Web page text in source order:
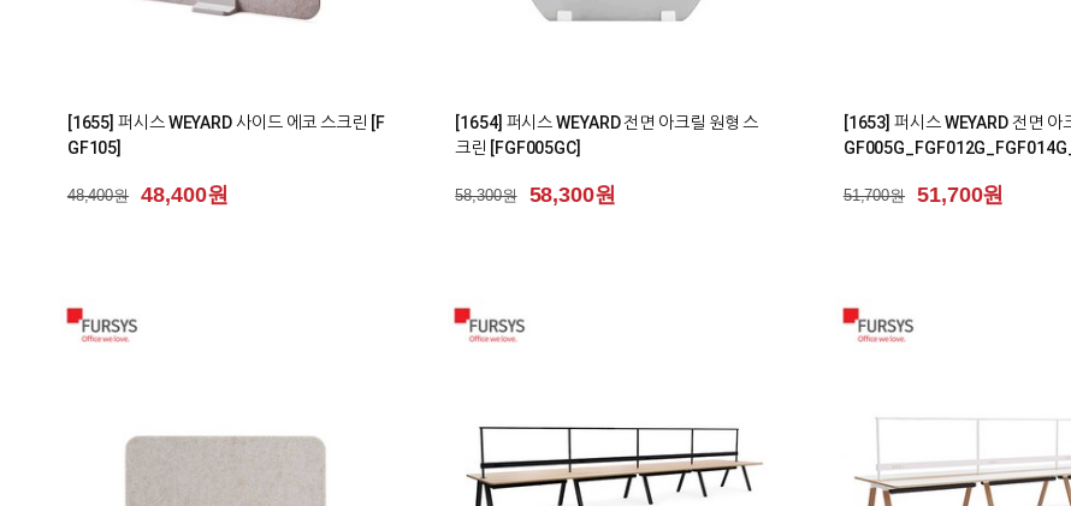
[1655] 퍼시스 WEYARD 사이드 에코 스크린 [F
GF105]
48,400원 48,400원
[1654] 퍼시스 WEYARD 전면 아크릴 원형 스
크린 [FGF005GC]
58,300원 58,300원
[1653] 퍼시스 WEYARD 전면 아
51,700원 51,700원